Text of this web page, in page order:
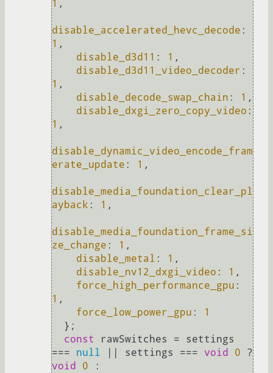
1 ,
disable_accelerated_hevc_decode
1 ,
disable_d3d11 : 1 ,
disable_d3d11_video_decoder
1 ,
disable_decode_swap_chain : 1 ,
disable_dxgi_zero_copy_video :
1 ,
disable_dynamic_video_encode_fram
erate_update : 1 ,
disable_media_foundation_clear_pl
ayback : 1 ,
disable_media_foundation_frame_si
ze_change : 1 ,
disable_metal : 1 ,
disable_nv12_dxgi_video : 1 ,
force_high_performance_gpu
1 ,
force_low_power_gpu :
1
const
rawSwitches = settings
=== null || settings === void 0
?
void
0 :